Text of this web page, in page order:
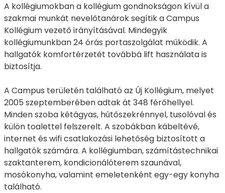
A kollégiumokban a kollégium gondnokságon kívül a
szakmai munkát nevelőtanárok segítik a Campus
Kollégium vezető irányításával. Mindegyik
kollégiumunkban 24 órás portaszolgálat működik. A
hallgatók komfortérzetét továbbá lift használata is
biztosítja.
A Campus területén található az Új Kollégium, melyet
2005 szeptemberében adtak át 348 férőhellyel.
Minden szoba kétágyas, hűtőszekrénnyel, tusolóval és
külön toalettel felszerelt. A szobákban kábeltévé,
internet és wifi csatlakozási lehetőség biztosított a
hallgatók számára. A kollégiumban, számítástechnikai
szaktanterem, kondicionálóterem szaunával,
mosókonyha, valamint emeletenként egy-egy konyha
található.